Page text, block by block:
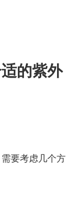
的紫外
要考虑几个方